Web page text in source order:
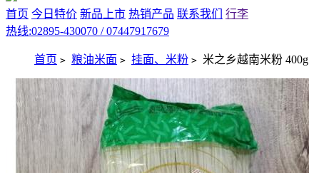
首页 今日特价 新品上市 热销产品 联系我们
行李
热线:02895-430070 / 07447917679
首页 > 粮油米面 > 挂面、米粉 > 米之乡越南米粉 400g